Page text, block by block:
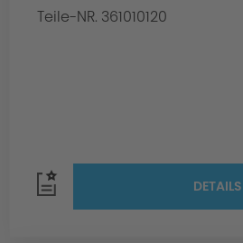
Teile-NR. 361010120
DETAILS